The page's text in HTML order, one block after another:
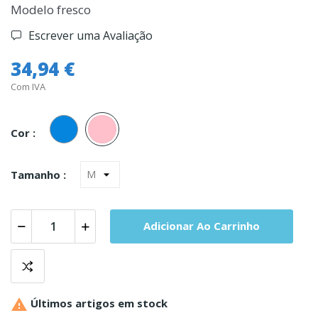
Modelo fresco
Escrever uma Avaliação
34,94 €
Com IVA
Cor :
Azul Rosa
Tamanho :
Adicionar Ao Carrinho
 Últimos artigos em stock